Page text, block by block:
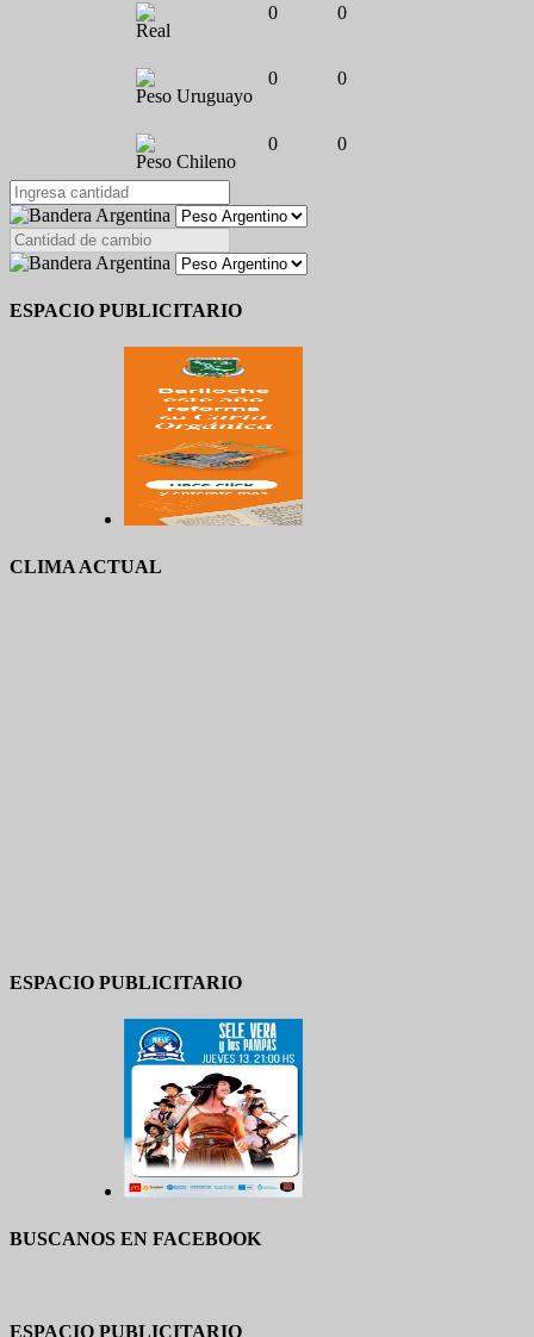
Real
0 0
Peso Uruguayo
0 0
Peso Chileno
0 0
ESPACIO PUBLICITARIO
CLIMA ACTUAL
ESPACIO PUBLICITARIO
BUSCANOS EN FACEBOOK
ESPACIO PUBLICITARIO